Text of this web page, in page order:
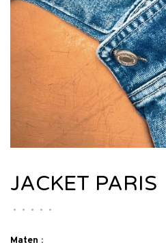
JACKET PARIS
• • • • •
Maten :